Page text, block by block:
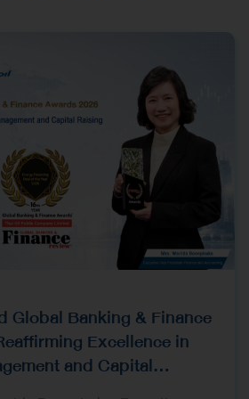
Global Banking & Finance
Excellence in
and Capital